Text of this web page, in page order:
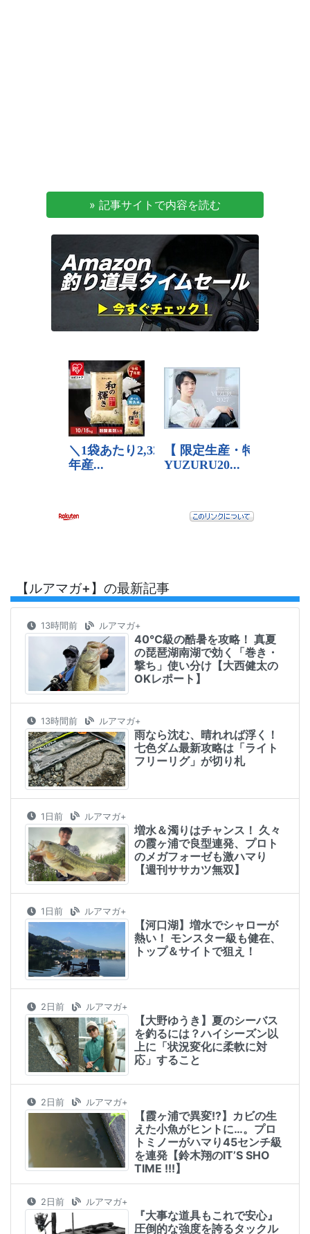
» 記事サイトで内容を読む
【ルアマガ+】の最新記事
13時間前 ルアマガ+
40℃級の酷暑を攻略！ 真夏
の琵琶湖南湖で効く「巻き・
撃ち」使い分け【大西健太の
OKレポート】
13時間前 ルアマガ+
雨なら沈む、晴れれば浮く！
七色ダム最新攻略は「ライト
フリーリグ」が切り札
1日前 ルアマガ+
増水＆濁りはチャンス！ 久々
の霞ヶ浦で良型連発、プロト
のメガフォーゼも激ハマり
【週刊ササカツ無双】
1日前 ルアマガ+
【河口湖】増水でシャローが
熱い！ モンスター級も健在、
トップ＆サイトで狙え！
2日前 ルアマガ+
【大野ゆうき】夏のシーバス
を釣るには？ハイシーズン以
上に「状況変化に柔軟に対
応」すること
2日前 ルアマガ+
【霞ヶ浦で異変!?】カビの生
えた小魚がヒントに…。プロ
トミノーがハマり45センチ級
を連発【鈴木翔のIT’S SHO
TIME !!!】
2日前 ルアマガ+
『大事な道具もこれで安心』
圧倒的な強度を誇るタックル